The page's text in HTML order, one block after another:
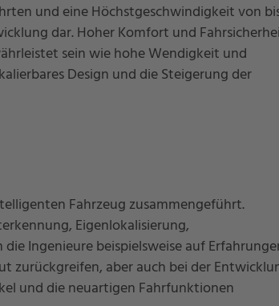
und eine Höchstgeschwindigkeit von
dar. Hoher Komfort und
sein wie hohe Wendigkeit und
Design und die Steigerung der
Fahrzeug zusammengeführt.
Eigenlokalisierung,
Ingenieure beispielsweise auf
zurückgreifen, aber auch bei der
und die neuartigen Fahrfunktionen